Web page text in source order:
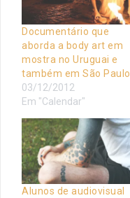
Documentário que
aborda a body art em
mostra no Uruguai e
também em São Paulo
03/12/2012
Em "Calendar"
Alunos de audiovisual